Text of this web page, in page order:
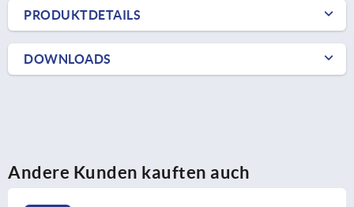
PRODUKTDETAILS
DOWNLOADS
Andere Kunden kauften auch